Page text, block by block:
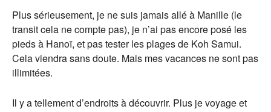
Plus sérieusement, je ne suis jamais allé à Manille (le
transit cela ne compte pas), je n’ai pas encore posé les
pieds à Hanoï, et pas tester les plages de Koh Samui.
Cela viendra sans doute. Mais mes vacances ne sont pas
illimitées.
Il y a tellement d’endroits à découvrir. Plus je voyage et